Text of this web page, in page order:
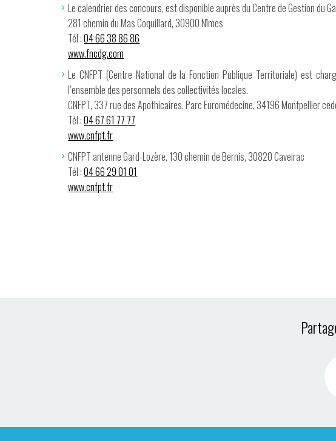
Le calendrier des concours, est disponible auprès du Centre de Gestion du
281 chemin du Mas Coquillard, 30900 Nîmes
Tél :04 66 38 86 86
www.fncdg.com
Le CNFPT (Centre National de la Fonction Publique Territoriale) est
l’ensemble des personnels des collectivités locales.
CNFPT, 337 rue des Apothicaires, Parc Euromédecine, 34196 Montpellier
Tél :04 67 61 77 77
www.cnfpt.fr
CNFPT antenne Gard-Lozère, 130 chemin de Bernis, 30820 Caveirac
Tél :04 66 29 01 01
www.cnfpt.fr